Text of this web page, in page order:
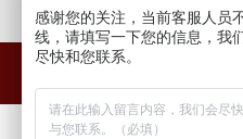
感谢您的关注，当前客服人员
线，请填写一下您的信息，我
尽快和您联系。